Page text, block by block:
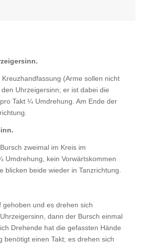
(Arme sollen nicht
Uhrzeigersinn; er ist dabei die
Takt ¼ Umdrehung. Am Ende der
zweimal im Kreis im
Umdrehung, kein Vorwärtskommen
blicken beide wieder in Tanzrichtung.
und es drehen sich
dann der Bursch einmal
Drehende hat die gefassten Hände
benötigt einen Takt; es drehen sich